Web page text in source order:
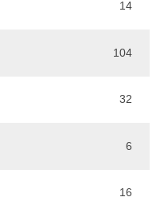
14
104
32
6
16